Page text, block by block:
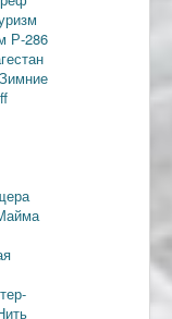
Р-286
Зимние